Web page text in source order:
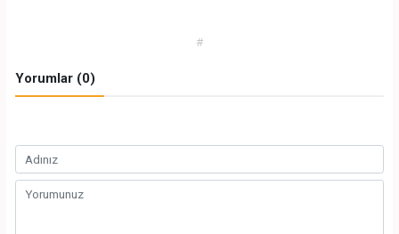
#
Yorumlar (0)